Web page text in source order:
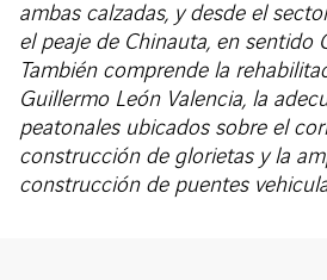
ambas calzadas, y desde el
el peaje de Chinauta, en sentido
También comprende la
Guillermo León Valencia, la
peatonales ubicados sobre el
construcción de glorietas y la
construcción de puentes